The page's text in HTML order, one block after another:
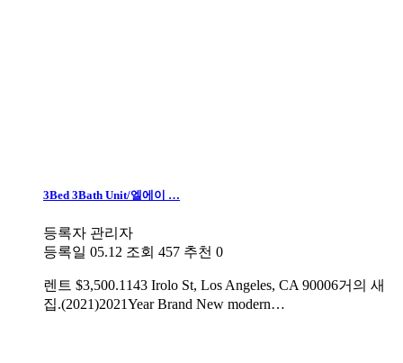
3Bed 3Bath Unit/엘에이 …
등록자 관리자
등록일 05.12 조회 457 추천 0
렌트 $3,500.1143 Irolo St, Los Angeles, CA 90006거의 새
집.(2021)2021Year Brand New modern…